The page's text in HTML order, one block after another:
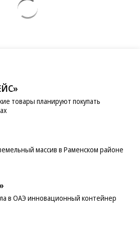
товары планируют покупать
массив в Раменском районе
в ОАЭ инновационный контейнер